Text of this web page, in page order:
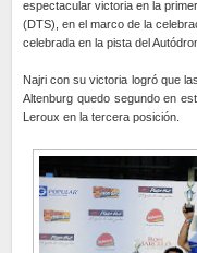
espectacular victoria en la
(DTS), en el marco de la
celebrada en la pista del
Najri con su victoria logró que
Altenburg quedo segundo en
Leroux en la tercera posición.